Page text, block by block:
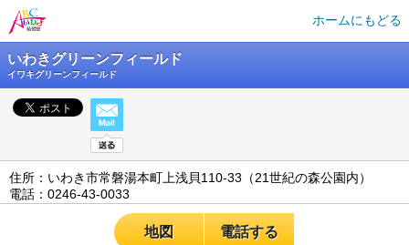
ホームにもどる
いわきグリーンフィールド
イワキグリーンフィールド
住所：いわき市常磐湯本町上浅貝110-33（21世紀の森公園内）
電話：0246-43-0033
地図 電話する